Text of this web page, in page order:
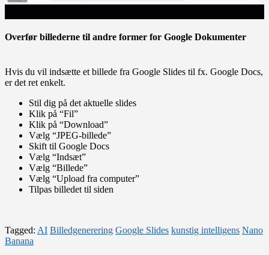
Overfør billederne til andre former for Google Dokumenter
Hvis du vil indsætte et billede fra Google Slides til fx. Google Docs,
er det ret enkelt.
Stil dig på det aktuelle slides
Klik på “Fil”
Klik på “Download”
Vælg “JPEG-billede”
Skift til Google Docs
Vælg “Indsæt”
Vælg “Billede”
Vælg “Upload fra computer”
Tilpas billedet til siden
Tagged: AI Billedgenerering Google Slides kunstig intelligens Nano
Banana